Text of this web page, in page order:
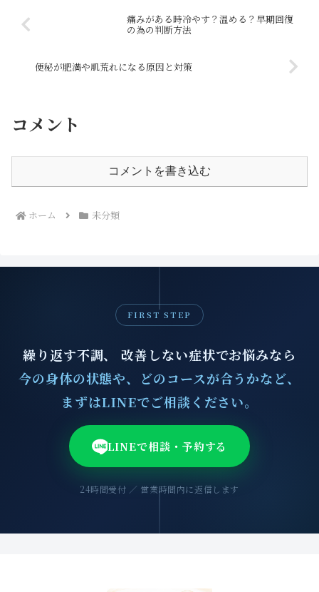
痛みがある時冷やす？温める？早期回復
の為の判断方法
便秘が肥満や肌荒れになる原因と対策
コメント
コメントを書き込む
ホーム 未分類
FIRST STEP
繰り返す不調、 改善しない症状でお悩みなら
今の身体の状態や、どのコースが合うかなど、
まずはLINEでご相談ください。
LINEで相談・予約する
24時間受付 ／ 営業時間内に返信します